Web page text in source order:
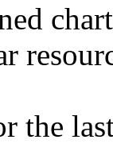
the